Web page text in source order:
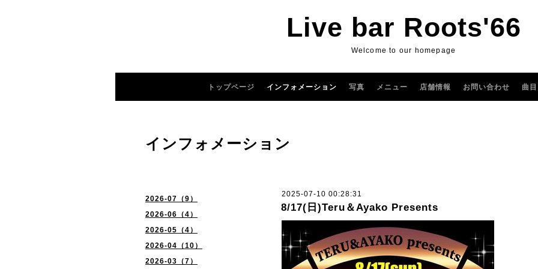
Live bar Roots'66
Welcome to our homepage
トップページ インフォメーション 写真 メニュー 店舗情報 お問い合わせ 曲
2026-07（9）
2026-06（4）
2026-05（4）
2026-04（10）
2026-03（7）
インフォメーション
2025-07-10 00:28:31
8/17(日)Teru＆Ayako Presents